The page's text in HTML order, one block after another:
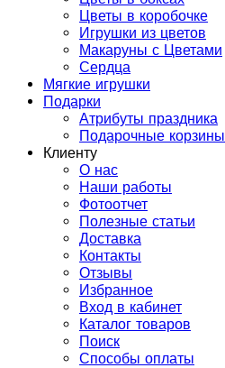
Цветы в коробочке
Игрушки из цветов
Макаруны с Цветами
Сердца
Мягкие игрушки
Подарки
Атрибуты праздника
Подарочные корзины
Клиенту
О нас
Наши работы
Фотоотчет
Полезные статьи
Доставка
Контакты
Отзывы
Избранное
Вход в кабинет
Каталог товаров
Поиск
Способы оплаты